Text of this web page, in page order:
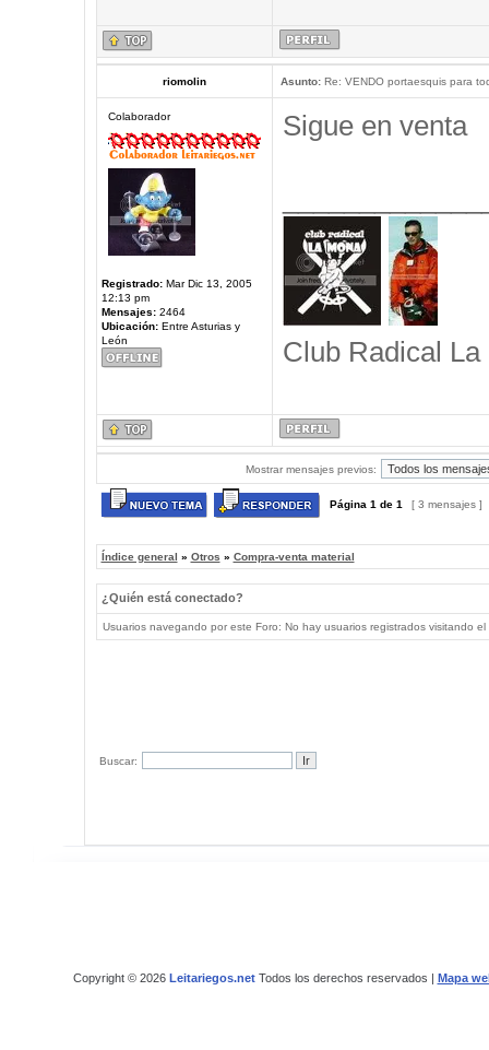
riomolin Asunto:Re: VENDO portaesquis para
Colaborador
Registrado:Mar Dic 13, 2005
12:13 pm
Mensajes:2464
Ubicación:Entre Asturias y
León
Sigue en venta
Club Radical La
Mostrar mensajes previos:
Página 1 de 1 [ 3 mensajes ]
Índice general » Otros » Compra-venta material
¿Quién está conectado?
Usuarios navegando por este Foro: No hay usuarios registrados visitando
Buscar:
Copyright © 2026 Leitariegos.netTodos los derechos reservados | Mapa